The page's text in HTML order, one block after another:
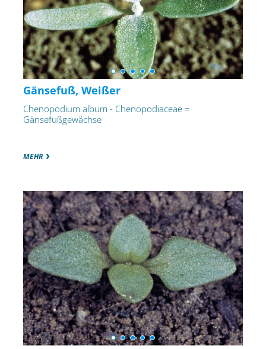
Gänsefuß, Weißer
Chenopodium album - Chenopodiaceae =
Gänsefußgewächse
MEHR